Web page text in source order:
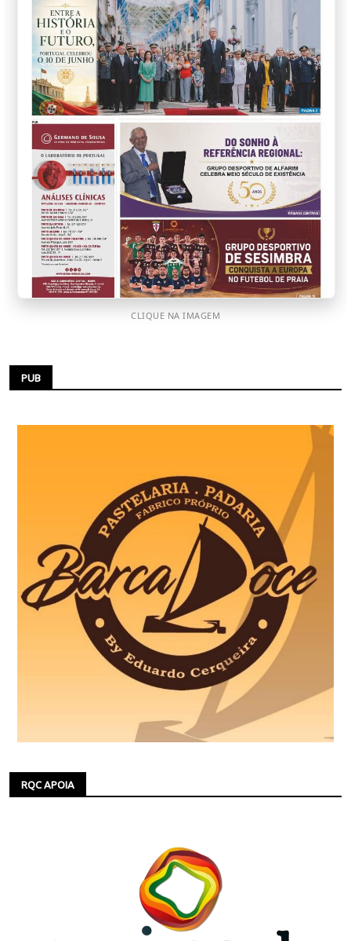
CLIQUE NA IMAGEM
PUB
RQC APOIA